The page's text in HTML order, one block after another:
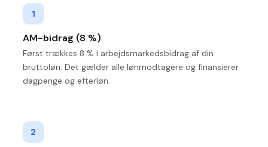
1
AM-bidrag (8 %)
Først trækkes 8 % i arbejdsmarkedsbidrag af din
bruttoløn. Det gælder alle lønmodtagere og finansierer
dagpenge og efterløn.
2